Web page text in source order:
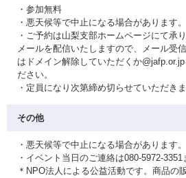
・参加無料
・悪天候等で中止になる場合があります。
・ご予約は山梨支部ホームページにて承
メールを配信いたしますので、メール受
はドメイン解除していただくか
ださい。
・定員になり次第締め切らせていただきま
その他
・悪天候等で中止になる場合があります。
・イベント当日のご連絡は080-5972-3351
＊NPO法人による公益活動です。商品の